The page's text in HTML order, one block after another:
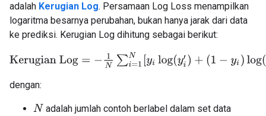
adalah Kerugian Log. Persamaan Log Loss menampilkan
logaritma besarnya perubahan, bukan hanya jarak dari data
ke prediksi. Kerugian Log dihitung sebagai berikut:
Kerugian Log=−1 N∑ =1N[ yilog( ′)+ 1−yi)log 1− yi′)
dengan:
N adalah jumlah contoh berlabel dalam set data